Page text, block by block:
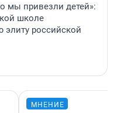
мы привезли детей»:
школе
российской
МНЕНИЕ